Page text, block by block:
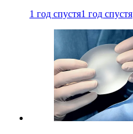
1 год спустя1 год спустя